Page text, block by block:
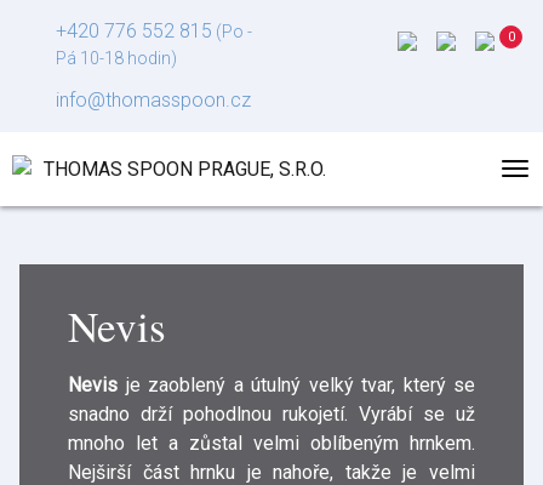
+420 776 552 815 (Po -
Pá 10-18 hodin)
info@thomasspoon.cz
Nevis
Nevis je zaoblený a útulný velký tvar, který se
snadno drží pohodlnou rukojetí. Vyrábí se už
mnoho let a zůstal velmi oblíbeným hrnkem.
Nejširší část hrnku je nahoře, takže je velmi